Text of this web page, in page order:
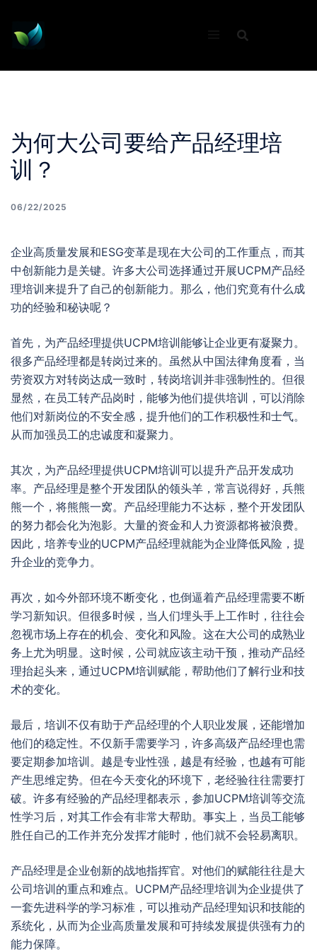
content
为何大公司要给产品经理培
训？
06/22/2025
企业高质量发展和ESG变革是现在大公司的工作重点，而其
中创新能力是关键。许多大公司选择通过开展UCPM产品经
理培训来提升了自己的创新能力。那么，他们究竟有什么成
功的经验和秘诀呢？
首先，为产品经理提供UCPM培训能够让企业更有凝聚力。
很多产品经理都是转岗过来的。虽然从中国法律角度看，当
劳资双方对转岗达成一致时，转岗培训并非强制性的。但很
显然，在员工转产品岗时，能够为他们提供培训，可以消除
他们对新岗位的不安全感，提升他们的工作积极性和士气。
从而加强员工的忠诚度和凝聚力。
其次，为产品经理提供UCPM培训可以提升产品开发成功
率。产品经理是整个开发团队的领头羊，常言说得好，兵熊
熊一个，将熊熊一窝。产品经理能力不达标，整个开发团队
的努力都会化为泡影。大量的资金和人力资源都将被浪费。
因此，培养专业的UCPM产品经理就能为企业降低风险，提
升企业的竞争力。
再次，如今外部环境不断变化，也倒逼着产品经理需要不断
学习新知识。但很多时候，当人们埋头手上工作时，往往会
忽视市场上存在的机会、变化和风险。这在大公司的成熟业
务上尤为明显。这时候，公司就应该主动干预，推动产品经
理抬起头来，通过UCPM培训赋能，帮助他们了解行业和技
术的变化。
最后，培训不仅有助于产品经理的个人职业发展，还能增加
他们的稳定性。不仅新手需要学习，许多高级产品经理也需
要定期参加培训。越是专业性强，越是有经验，也越有可能
产生思维定势。但在今天变化的环境下，老经验往往需要打
破。许多有经验的产品经理都表示，参加UCPM培训等交流
性学习后，对其工作会有非常大帮助。事实上，当员工能够
胜任自己的工作并充分发挥才能时，他们就不会轻易离职。
产品经理是企业创新的战地指挥官。对他们的赋能往往是大
公司培训的重点和难点。UCPM产品经理培训为企业提供了
一套先进科学的学习标准，可以推动产品经理知识和技能的
系统化，从而为企业高质量发展和可持续发展提供强有力的
能力保障。